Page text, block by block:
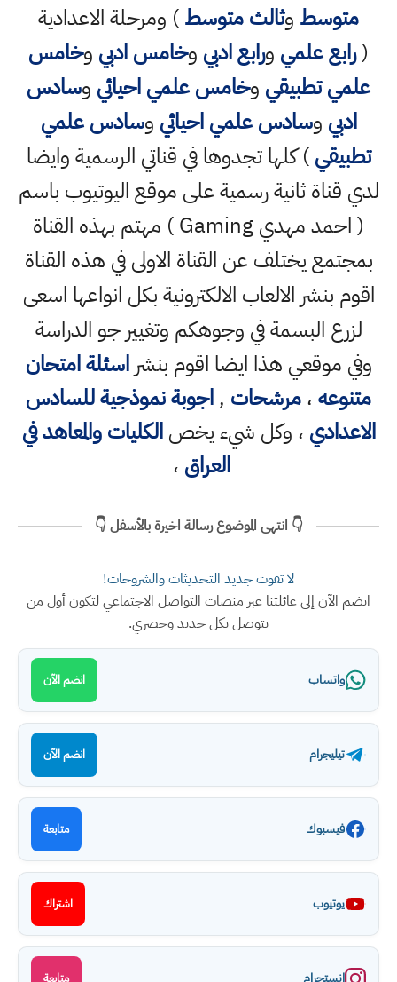
متوسط وثالث متوسط) ومرحلة الاعدادية
(رابع علمي ورابع ادبي وخامس ادبي وخامس
علمي تطبيقي وخامس علمي احيائي وسادس
ادبي وسادس علمي احيائي وسادس علمي
تطبيقي) كلها تجدوها في قناتي الرسمية وايضا
لدي قناة ثانية رسمية على موقع اليوتيوب باسم
( احمد مهدي Gaming ) مهتم بهذه القناة
بمجتمع يختلف عن القناة الاولى في هذه القناة
اقوم بنشر الالعاب الالكترونية بكل انواعها اسعى
لزرع البسمة في وجوهكم وتغيير جو الدراسة
وفي موقعي هذا ايضا اقوم بنشراسئلة امتحان
متنوعه،مرشحات ,اجوبة نموذجية للسادس
الاعدادي ، وكل شيء يخصالكليات والمعاهد في
العراق ،
👇 انتهى الموضوع رسالة اخيرة بالأسفل 👇
لا تفوت جديد التحديثات والشروحات!
انضم الآن إلى عائلتنا عبر منصات التواصل الاجتماعي لتكون أول من
يتوصل بكل جديد وحصري.
واتساب انضم الآن
تيليجرام انضم الآن
فيسبوك متابعة
يوتيوب اشتراك
انستجرام متابعة